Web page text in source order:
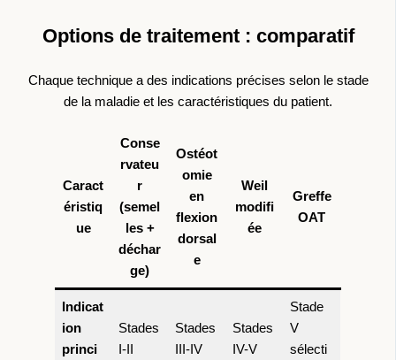
Options de traitement : comparatif
Chaque technique a des indications précises selon le stade
de la maladie et les caractéristiques du patient.
Caract
éristiq
ue
Conse
rvateu
r
(semel
les +
déchar
ge)
Ostéot
omie
en
flexion
dorsal
e
Weil
modifi
ée
Greffe
OAT
Indicat
ion
princi
Stades
I-II
Stades
III-IV
Stades
IV-V
Stade
V
sélecti